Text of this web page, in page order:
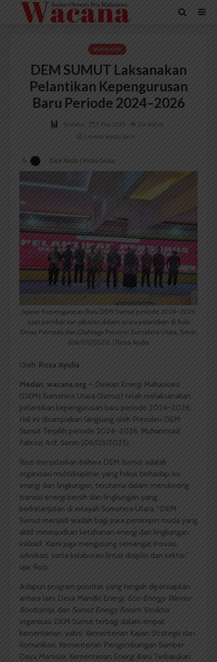
BERITA KOTA
DEM SUMUT Laksanakan
Pelantikan Kepengurusan
Baru Periode 2024–2026
Redaksi 7 Mei 2025
261 dilihat
2 menit waktu baca
Dark Mode | Moda Gelap
Jajaran Kepengurusan Baru DEM Sumut periode 2024–2026
saat pembacaan jabatan dalam acara pelantikan di Aula
Dinas Pemuda dan Olahraga Provinsi Sumatera Utara, Senin
(06/05/2025). | Rosa Ayulia
Oleh: Rosa Ayulia
Medan, wacana.org – Dewan Energi Mahasiswa
(DEM) Sumatera Utara (Sumut) telah melaksanakan
pelantikan kepengurusan baru periode 2024–2026.
Hal ini disampaikan langsung oleh Presiden DEM
Sumut Terpilih periode 2024–2026, Muhammad
Fahrozi Arif, Senin (06/05/2025).
Rozi menjelaskan bahwa DEM Sumut adalah
organisasi multidisipliner yang fokus terhadap isu
energi dan lingkungan, terutama dalam mendorong
transisi energi bersih dan lingkungan yang
berkelanjutan di wilayah Sumatera Utara. “DEM
Sumut menjadi wadah bagi para pemimpin muda yang
aktif mewujudkan ketahanan energi dan lingkungan
inklusif. Kami juga mengusung semangat inovasi,
advokasi, serta kolaborasi lintas disiplin dan sektor,”
ujar Rozi.
Adapun program prioritas yang tengah dipersiapkan
antara lain; Desa Mandiri Energi, Eco-Energy Warrior
Bootcamp, dan Sumut Energy Forum. Struktur
organisasi DEM Sumut terbagi dalam empat
kementerian, yakni; Kementerian Kajian Strategis dan
Komunikasi, Kementerian Pengembangan Sumber
Daya Manusia, Kementerian Energi Baru Terbarukan